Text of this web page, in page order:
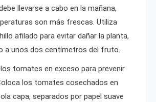
llevarse a cabo en la mañana,
son más frescas. Utiliza
afilado para evitar dañar la planta,
a unos dos centímetros del fruto.
tomates en exceso para prevenir
los tomates cosechados en
capa, separados por papel suave